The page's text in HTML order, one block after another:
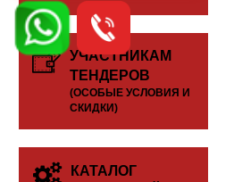
УЧАСТНИКАМ
ТЕНДЕРОВ
(ОСОБЫЕ УСЛОВИЯ И
СКИДКИ)
КАТАЛОГ